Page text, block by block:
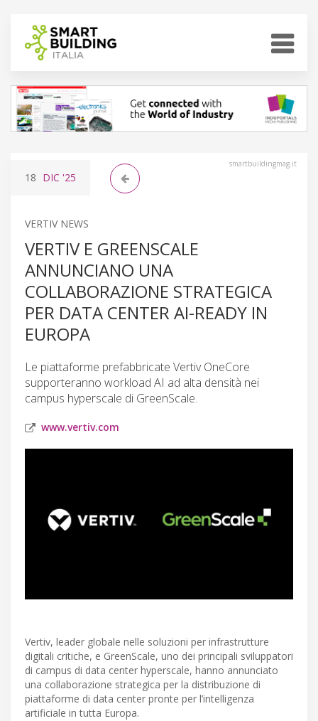
smartbuildingmag.it
18 DIC '25
VERTIV NEWS
VERTIV E GREENSCALE
ANNUNCIANO UNA
COLLABORAZIONE STRATEGICA
PER DATA CENTER AI-READY IN
EUROPA
Le piattaforme prefabbricate Vertiv OneCore
supporteranno workload AI ad alta densità nei
campus hyperscale di GreenScale.
www.vertiv.com
Vertiv, leader globale nelle soluzioni per infrastrutture
digitali critiche, e GreenScale, uno dei principali sviluppatori
di campus di data center hyperscale, hanno annunciato
una collaborazione strategica per la distribuzione di
piattaforme di data center pronte per l’intelligenza
artificiale in tutta Europa.